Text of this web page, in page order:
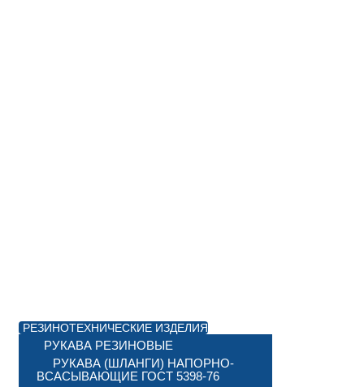
РЕЗИНОТЕХНИЧЕСКИЕ ИЗДЕЛИЯ
РУКАВА РЕЗИНОВЫЕ
РУКАВА (ШЛАНГИ) НАПОРНО-
ВСАСЫВАЮЩИЕ ГОСТ 5398-76